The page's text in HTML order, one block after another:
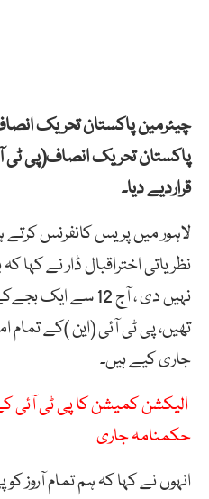
چیئرمین پاکستان تحریک
پاکستان تحریک انصاف(پی ٹی
قراردیے دیا۔
لاہور میں پریس کانفرنس
نظریاتی اختراقبال ڈار نے کہا
نہیں دی ، آج 12 سے
تھیں، پی ٹی آئی (این )کے تمام
جاری کیے ہیں۔
الیکشن کمیشن کا پی ٹی آئی
حکمنامہ جاری
انہوں نے کہا کہ ہم تمام آروز